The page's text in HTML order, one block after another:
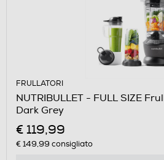
FRULLATORI
NUTRIBULLET - FULL SIZE
Dark Grey
€ 119,99
€ 149,99 consigliato